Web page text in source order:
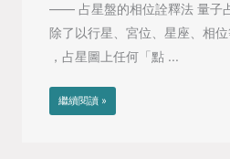
—— 占星盤的相位詮釋法 量子
除了以行星、宮位、星座、相
，占星圖上任何「點 ...
繼續閱讀 »